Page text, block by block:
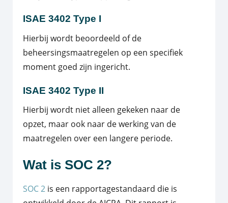
ISAE 3402 Type I
Hierbij wordt beoordeeld of de
beheersingsmaatregelen op een specifiek
moment goed zijn ingericht.
ISAE 3402 Type II
Hierbij wordt niet alleen gekeken naar de
opzet, maar ook naar de werking van de
maatregelen over een langere periode.
Wat is SOC 2?
SOC 2 is een rapportagestandaard die is